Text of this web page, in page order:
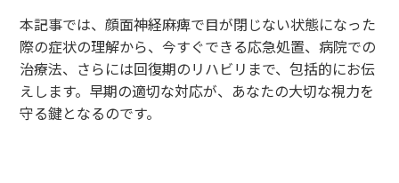
本記事では、顔面神経麻痺で目が閉じない状態になった
際の症状の理解から、今すぐできる応急処置、病院での
治療法、さらには回復期のリハビリまで、包括的にお伝
えします。早期の適切な対応が、あなたの大切な視力を
守る鍵となるのです。